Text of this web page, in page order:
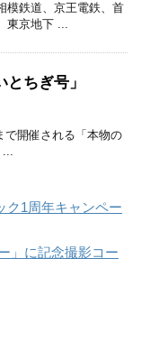
模鉄道、京王電鉄、首
東京地下 ...
ちぎ号」
で開催される「本物の
...
ク1周年キャンペー
」に記念撮影コー